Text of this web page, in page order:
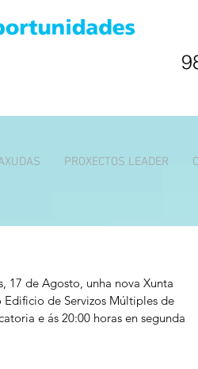
PROXECTOS LEADER
17 de Agosto, unha nova Xunta
de Servizos Múltiples de
e ás 20:00 horas en segunda